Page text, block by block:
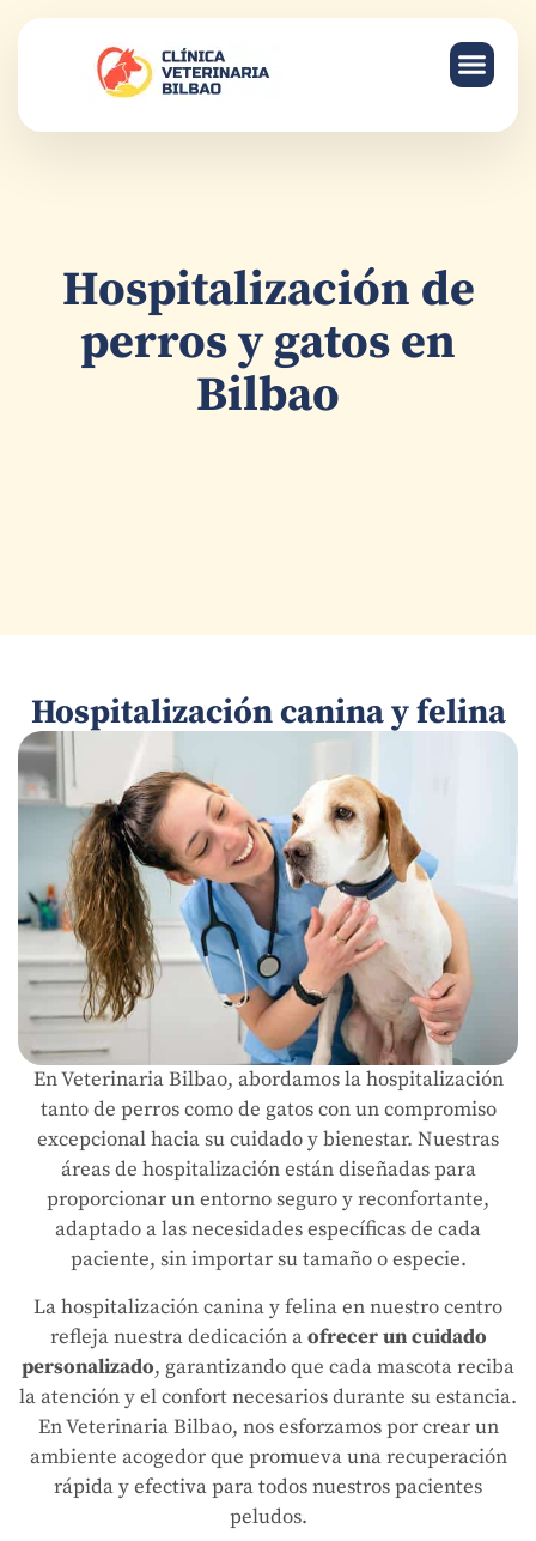
Hospitalización de
perros y gatos en
Bilbao
Hospitalización canina y felina
En Veterinaria Bilbao, abordamos la hospitalización
tanto de perros como de gatos con un compromiso
excepcional hacia su cuidado y bienestar. Nuestras
áreas de hospitalización están diseñadas para
proporcionar un entorno seguro y reconfortante,
adaptado a las necesidades específicas de cada
paciente, sin importar su tamaño o especie.
La hospitalización canina y felina en nuestro centro
refleja nuestra dedicación aofrecer un cuidado
personalizado, garantizando que cada mascota reciba
la atención y el confort necesarios durante su estancia.
En Veterinaria Bilbao, nos esforzamos por crear un
ambiente acogedor que promueva una recuperación
rápida y efectiva para todos nuestros pacientes
peludos.